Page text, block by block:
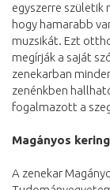
egyszerre születik
hogy hamarabb
muzsikát. Ezt
megírják a saját
zenekarban
zenénkben
fogalmazott a
Magányos
A zenekar